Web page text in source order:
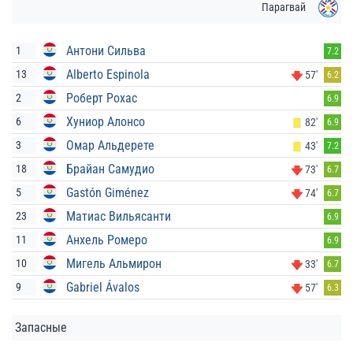
Парагвай
1 Антони Сильва 7.2
13 Alberto Espinola 57' 6.2
2 Роберт Рохас 6.9
6 Хуниор Алонсо 82' 6.9
3 Омар Альдерете 43' 7.2
18 Брайан Самудио 73' 6.7
5 Gastón Giménez 74' 6.7
23 Матиас Вильясанти 6.9
11 Анхель Ромеро 6.9
10 Мигель Альмирон 33' 6.7
9 Gabriel Ávalos 57' 6.3
Запасные